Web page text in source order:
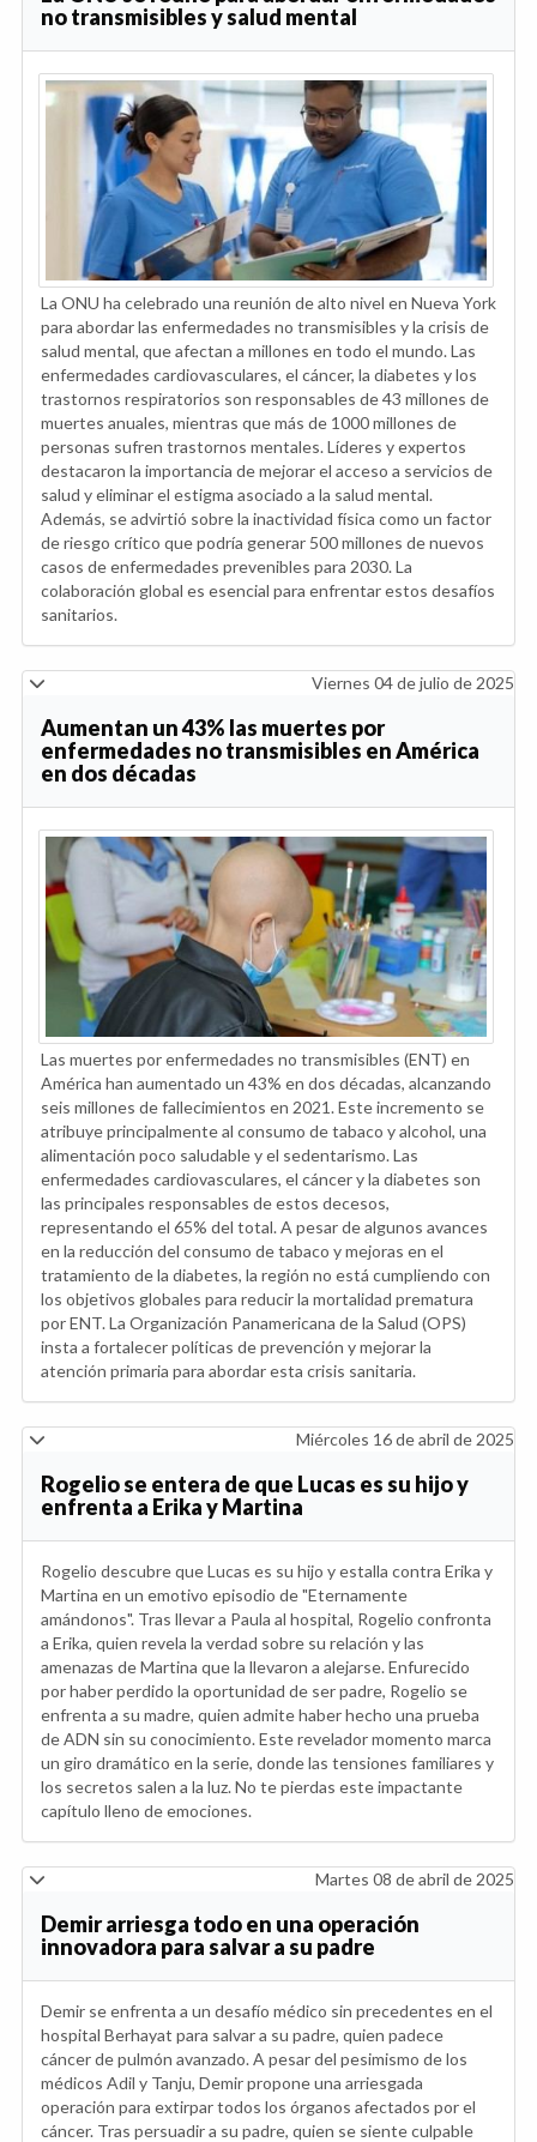
no transmisibles y salud mental
La ONU ha celebrado una reunión de alto nivel en Nueva York
para abordar las enfermedades no transmisibles y la crisis de
salud mental, que afectan a millones en todo el mundo. Las
enfermedades cardiovasculares, el cáncer, la diabetes y los
trastornos respiratorios son responsables de 43 millones de
muertes anuales, mientras que más de 1000 millones de
personas sufren trastornos mentales. Líderes y expertos
destacaron la importancia de mejorar el acceso a servicios de
salud y eliminar el estigma asociado a la salud mental.
Además, se advirtió sobre la inactividad física como un factor
de riesgo crítico que podría generar 500 millones de nuevos
casos de enfermedades prevenibles para 2030. La
colaboración global es esencial para enfrentar estos desafíos
sanitarios.
Viernes 04 de julio de 2025
Aumentan un 43% las muertes por
enfermedades no transmisibles en América
en dos décadas
Las muertes por enfermedades no transmisibles (ENT) en
América han aumentado un 43% en dos décadas, alcanzando
seis millones de fallecimientos en 2021. Este incremento se
atribuye principalmente al consumo de tabaco y alcohol, una
alimentación poco saludable y el sedentarismo. Las
enfermedades cardiovasculares, el cáncer y la diabetes son
las principales responsables de estos decesos,
representando el 65% del total. A pesar de algunos avances
en la reducción del consumo de tabaco y mejoras en el
tratamiento de la diabetes, la región no está cumpliendo con
los objetivos globales para reducir la mortalidad prematura
por ENT. La Organización Panamericana de la Salud (OPS)
insta a fortalecer políticas de prevención y mejorar la
atención primaria para abordar esta crisis sanitaria.
Miércoles 16 de abril de 2025
Rogelio se entera de que Lucas es su hijo y
enfrenta a Erika y Martina
Rogelio descubre que Lucas es su hijo y estalla contra Erika y
Martina en un emotivo episodio de "Eternamente
amándonos". Tras llevar a Paula al hospital, Rogelio confronta
a Erika, quien revela la verdad sobre su relación y las
amenazas de Martina que la llevaron a alejarse. Enfurecido
por haber perdido la oportunidad de ser padre, Rogelio se
enfrenta a su madre, quien admite haber hecho una prueba
de ADN sin su conocimiento. Este revelador momento marca
un giro dramático en la serie, donde las tensiones familiares y
los secretos salen a la luz. No te pierdas este impactante
capítulo lleno de emociones.
Martes 08 de abril de 2025
Demir arriesga todo en una operación
innovadora para salvar a su padre
Demir se enfrenta a un desafío médico sin precedentes en el
hospital Berhayat para salvar a su padre, quien padece
cáncer de pulmón avanzado. A pesar del pesimismo de los
médicos Adil y Tanju, Demir propone una arriesgada
operación para extirpar todos los órganos afectados por el
cáncer. Tras persuadir a su padre, quien se siente culpable